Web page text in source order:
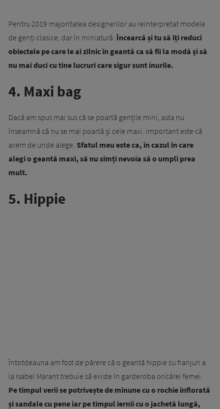
Pentru 2019 majoritatea designerilor au reinterpretat modele
de genți clasice, dar în miniatură. Încearcă și tu să îți reduci
obiectele pe care le ai zilnic în geantă ca să fii la modă și să
nu mai duci cu tine lucruri care sigur sunt inurile.
4. Maxi bag
Dacă am spus mai sus că se poartă gențile mini, asta nu
înseamnă că nu se mai poartă și cele maxi. Important este că
avem de unde alege. Sfatul meu este ca, în cazul în care
alegi o geantă maxi, să nu simți nevoia să o umpli prea
mult.
5. Hippie
Întotdeauna am fost de părere că o geantă hippie cu franjuri a
la Isabel Marant trebuie să existe în garderoba oricărei femei.
Pe timpul verii se potrivește de minune cu o rochie înflorată
și sandale cu pene iar pe timpul iernii cu o jachetă lungă,